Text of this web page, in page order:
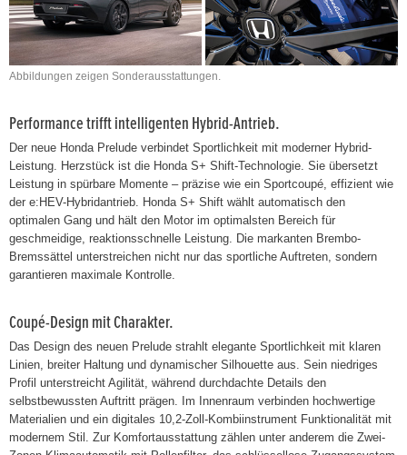
Abbildungen zeigen Sonderausstattungen.
Performance trifft intelligenten Hybrid-Antrieb.
Der neue Honda Prelude verbindet Sportlichkeit mit moderner Hybrid-
Leistung. Herzstück ist die Honda S+ Shift-Technologie. Sie übersetzt
Leistung in spürbare Momente – präzise wie ein Sportcoupé, effizient wie
der e:HEV-Hybridantrieb. Honda S+ Shift wählt automatisch den
optimalen Gang und hält den Motor im optimalsten Bereich für
geschmeidige, reaktionsschnelle Leistung. Die markanten Brembo-
Bremssättel unterstreichen nicht nur das sportliche Auftreten, sondern
garantieren maximale Kontrolle.
Coupé-Design mit Charakter.
Das Design des neuen Prelude strahlt elegante Sportlichkeit mit klaren
Linien, breiter Haltung und dynamischer Silhouette aus. Sein niedriges
Profil unterstreicht Agilität, während durchdachte Details den
selbstbewussten Auftritt prägen. Im Innenraum verbinden hochwertige
Materialien und ein digitales 10,2-Zoll-Kombiinstrument Funktionalität mit
modernem Stil. Zur Komfortausstattung zählen unter anderem die Zwei-